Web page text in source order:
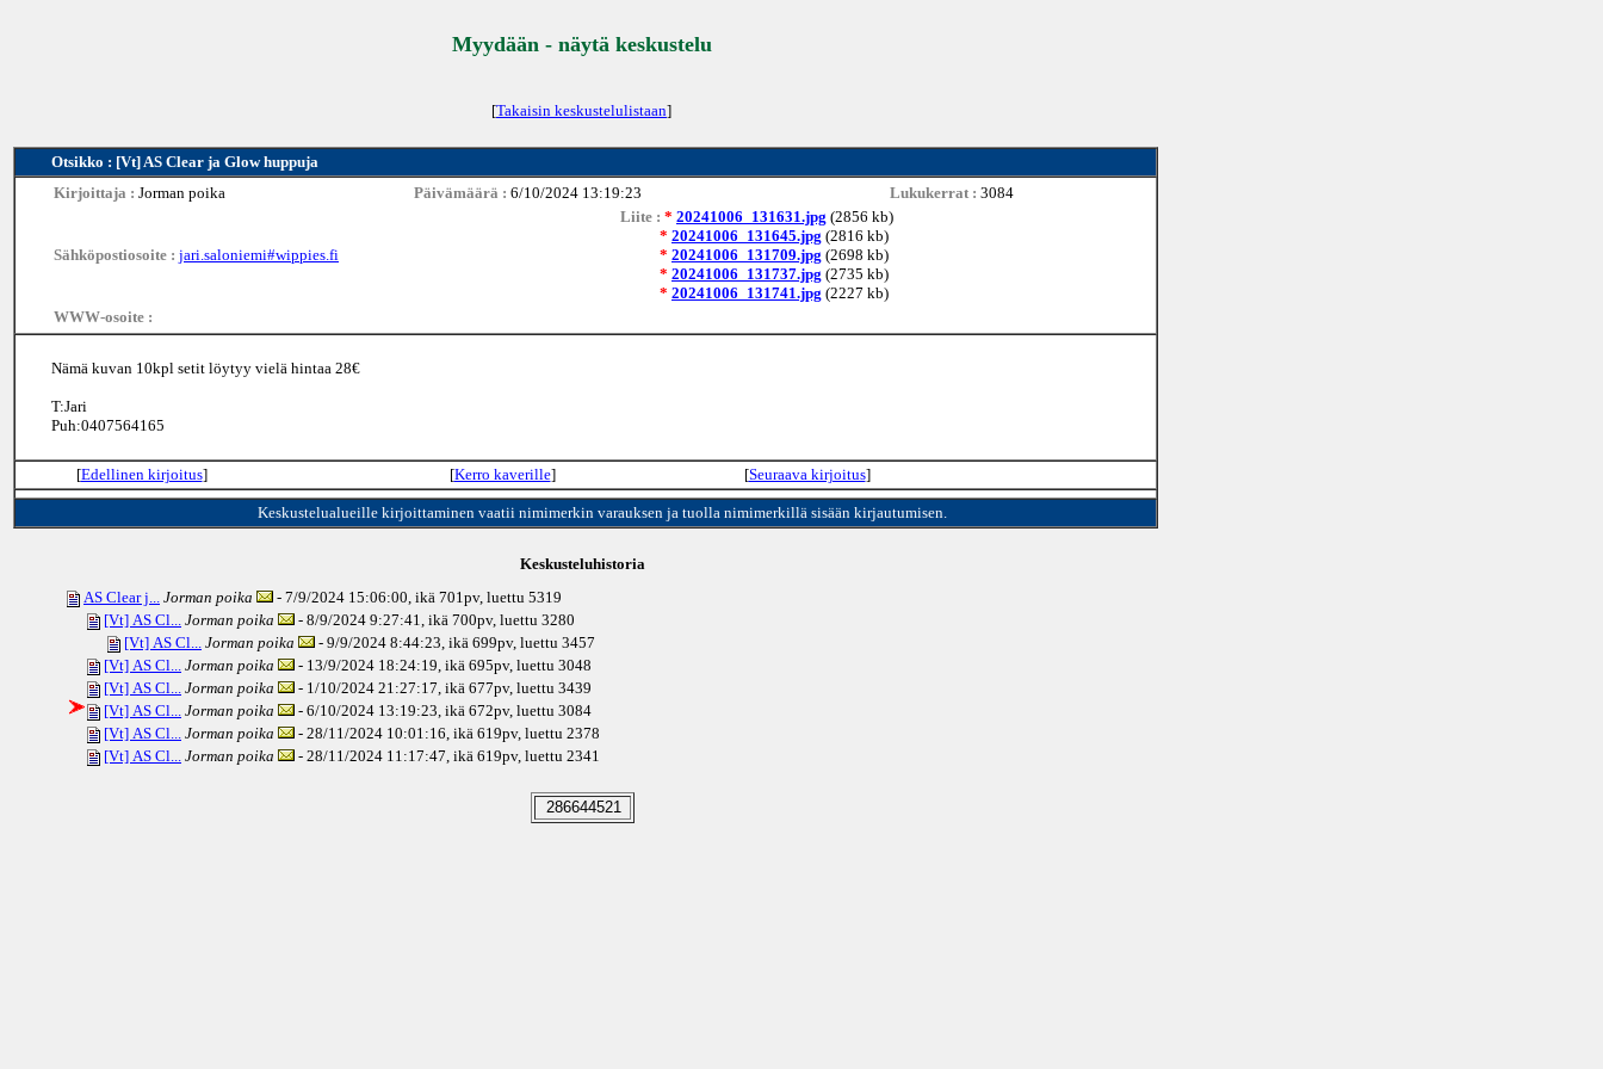
Myydään - näytä keskustelu
[Takaisin keskustelulistaan]
Otsikko : [Vt] AS Clear ja Glow huppuja
Kirjoittaja : Jorman poika Päivämäärä : 6/10/2024 13:19:23 Lukukerrat : 3084
Sähköpostiosoite : jari.saloniemi#wippies.fi
Liite : * 20241006_131631.jpg (2856 kb)
* 20241006_131645.jpg (2816 kb)
* 20241006_131709.jpg (2698 kb)
* 20241006_131737.jpg (2735 kb)
* 20241006_131741.jpg (2227 kb)
WWW-osoite :
Nämä kuvan 10kpl setit löytyy vielä hintaa 28€
T:Jari
Puh:0407564165
[Edellinen kirjoitus] [Kerro kaverille] [Seuraava kirjoitus]
Keskustelualueille kirjoittaminen vaatii nimimerkin varauksen ja tuolla nimimerkillä sisään kirjautumisen.
Keskusteluhistoria
AS Clear j... Jorman poika - 7/9/2024 15:06:00, ikä 701pv, luettu 5319
[Vt] AS Cl... Jorman poika - 8/9/2024 9:27:41, ikä 700pv, luettu 3280
[Vt] AS Cl... Jorman poika - 9/9/2024 8:44:23, ikä 699pv, luettu 3457
[Vt] AS Cl... Jorman poika - 13/9/2024 18:24:19, ikä 695pv, luettu 3048
[Vt] AS Cl... Jorman poika - 1/10/2024 21:27:17, ikä 677pv, luettu 3439
[Vt] AS Cl... Jorman poika - 6/10/2024 13:19:23, ikä 672pv, luettu 3084
[Vt] AS Cl... Jorman poika - 28/11/2024 10:01:16, ikä 619pv, luettu 2378
[Vt] AS Cl... Jorman poika - 28/11/2024 11:17:47, ikä 619pv, luettu 2341
286644521